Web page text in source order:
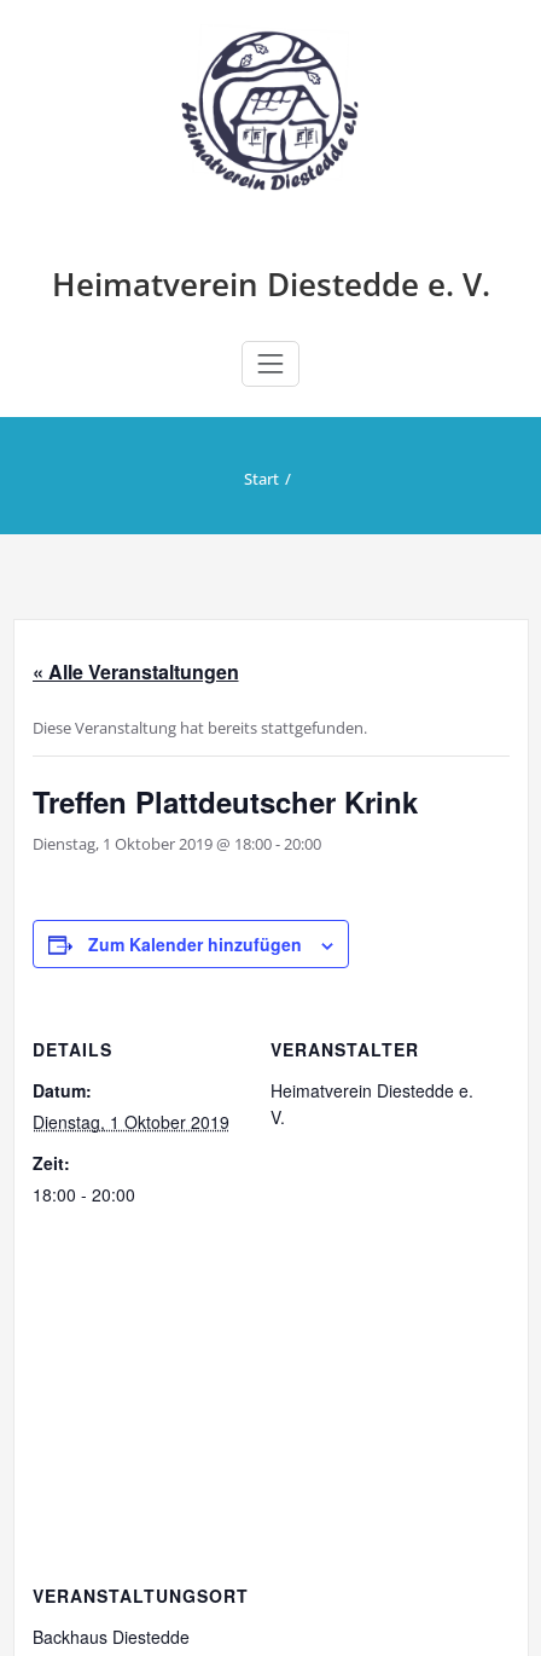
Heimatverein Diestedde e. V.
Start
« Alle Veranstaltungen
Diese Veranstaltung hat bereits stattgefunden.
Treffen Plattdeutscher Krink
Dienstag, 1 Oktober 2019 @ 18:00-20:00
Zum Kalender hinzufügen
DETAILS
Datum:
Dienstag, 1 Oktober 2019
Zeit:
18:00 - 20:00
VERANSTALTER
Heimatverein Diestedde e.
V.
VERANSTALTUNGSORT
Backhaus Diestedde